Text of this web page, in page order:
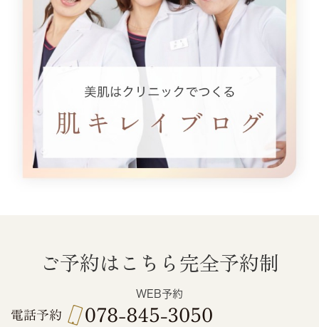
ご予約はこちら 完全予約制
WEB予約